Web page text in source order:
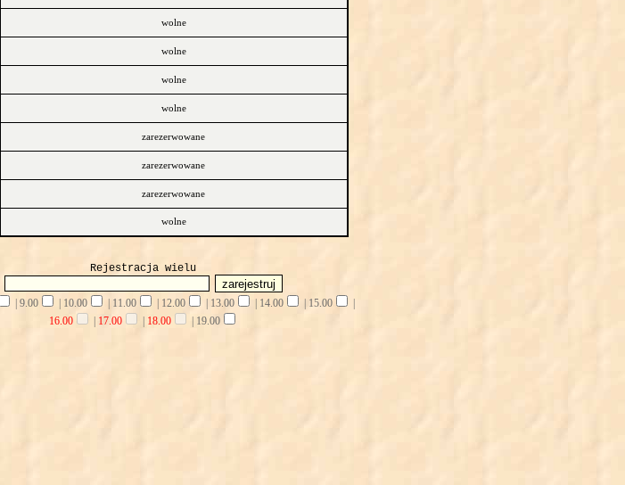
wolne
wolne
wolne
wolne
zarezerwowane
zarezerwowane
zarezerwowane
wolne
Rejestracja wielu
9.00 10.00 11.00 12.00 13.00 14.00 15.00
16.00
17.00 18.00 19.00